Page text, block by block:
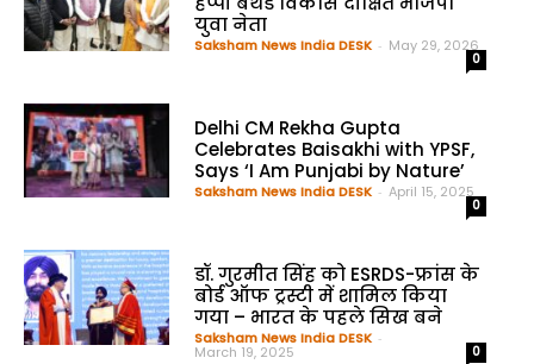
युवा नेता
Saksham News India DESK - May 29, 2026
0
Delhi CM Rekha Gupta
Celebrates Baisakhi with YPSF,
Says ‘I Am Punjabi by Nature’
Saksham News India DESK - April 15, 2025
0
डॉ. गुरमीत सिंह को ESRDS-फ्रांस के
बोर्ड ऑफ ट्रस्टी में शामिल किया
गया – भारत के पहले सिख बने
Saksham News India DESK -
March 19, 2025 0